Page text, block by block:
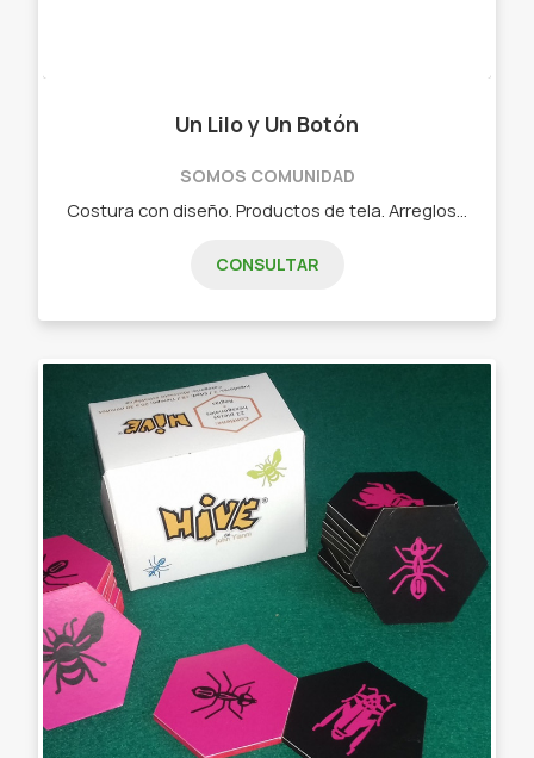
Un Lilo y Un Botón
SOMOS COMUNIDAD
CONSULTAR